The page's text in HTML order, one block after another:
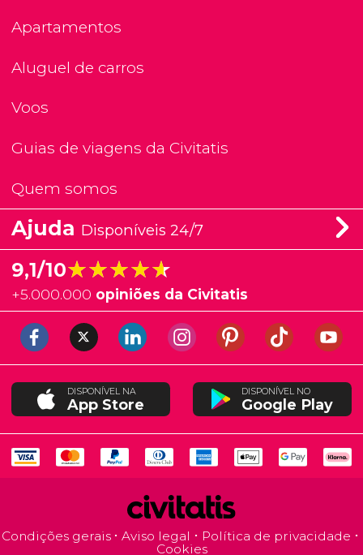
Apartamentos
Aluguel de carros
Voos
Guias de viagens da Civitatis
Quem somos
Ajuda Disponíveis 24/7
9,1/10★★★★★
★★★★★
+5.000.000 opiniões da Civitatis
DISPONÍVEL NA
App Store
DISPONÍVEL NO
Google Play
Condições gerais Aviso legal
Política de privacidade
Cookies